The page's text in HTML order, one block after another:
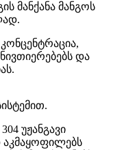
მანქანა მანგოს
და
უჟანგავი